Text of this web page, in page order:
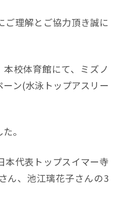
ご理解とご協力頂き誠に
校体育館にて、ミズノ
ン(水泳トップアスリー
。
本代表トップスイマー寺
ん、池江璃花子さんの3